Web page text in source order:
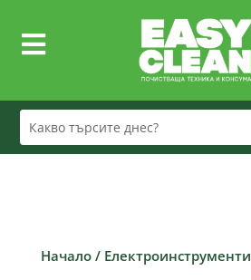

Начало/ Електроинструменти